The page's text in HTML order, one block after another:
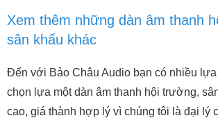
Xem thêm những dàn âm thanh
sân khấu khác
Đến với Bảo Châu Audio bạn có nhiều
chọn lựa một dàn âm thanh hội trường,
cao, giá thành hợp lý vì chúng tôi là đại lý